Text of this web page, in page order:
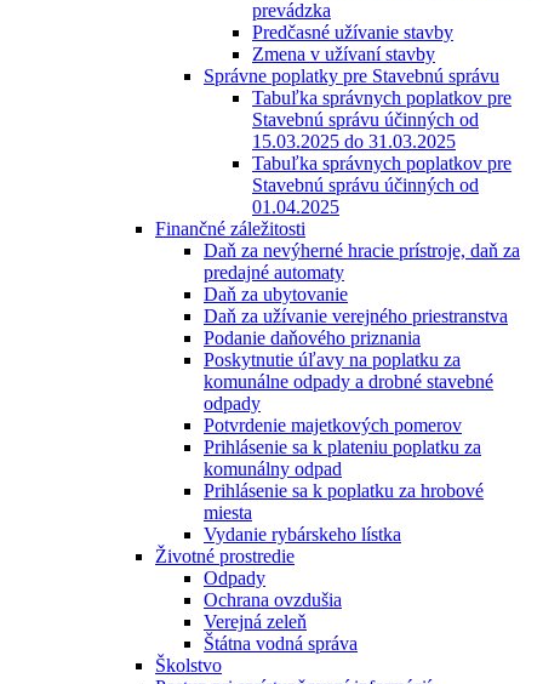
prevádzka
Predčasné užívanie stavby
Zmena v užívaní stavby
Správne poplatky pre Stavebnú správu
Tabuľka správnych poplatkov pre
Stavebnú správu účinných od
15.03.2025 do 31.03.2025
Tabuľka správnych poplatkov pre
Stavebnú správu účinných od
01.04.2025
Finančné záležitosti
Daň za nevýherné hracie prístroje, daň za
predajné automaty
Daň za ubytovanie
Daň za užívanie verejného priestranstva
Podanie daňového priznania
Poskytnutie úľavy na poplatku za
komunálne odpady a drobné stavebné
odpady
Potvrdenie majetkových pomerov
Prihlásenie sa k plateniu poplatku za
komunálny odpad
Prihlásenie sa k poplatku za hrobové
miesta
Vydanie rybárskeho lístka
Životné prostredie
Odpady
Ochrana ovzdušia
Verejná zeleň
Štátna vodná správa
Školstvo